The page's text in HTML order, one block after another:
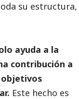
su estructura,
ayuda a la
contribución a
objetivos
Este hecho es